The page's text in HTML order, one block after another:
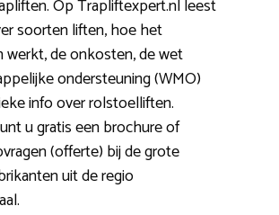
Op Trapliftexpert.nl leest
soorten liften, hoe het
werkt, de onkosten, de wet
ondersteuning (WMO)
info over rolstoelliften.
u gratis een brochure of
(offerte) bij de grote
uit de regio